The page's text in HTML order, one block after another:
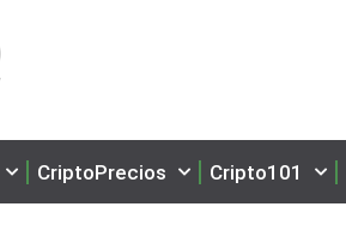
CriptoPrecios Cripto101